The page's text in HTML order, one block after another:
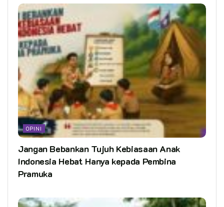
OPINI
Jangan Bebankan Tujuh Kebiasaan Anak
Indonesia Hebat Hanya kepada Pembina
Pramuka